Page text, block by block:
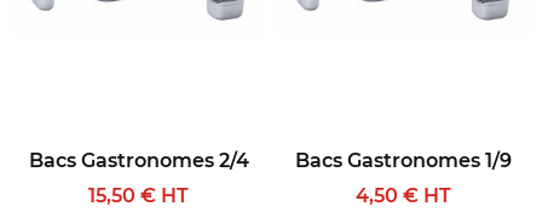
Bacs Gastronomes 2/4
15,50 € HT
Bacs Gastronomes 1/9
4,50 € HT